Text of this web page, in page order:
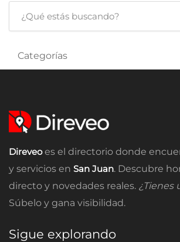
Categorías
Direveoes el directorio donde
y servicios en San Juan. Descubre
directo y novedades reales. ¿Tienes
Súbelo y gana visibilidad.
Sigue explorando